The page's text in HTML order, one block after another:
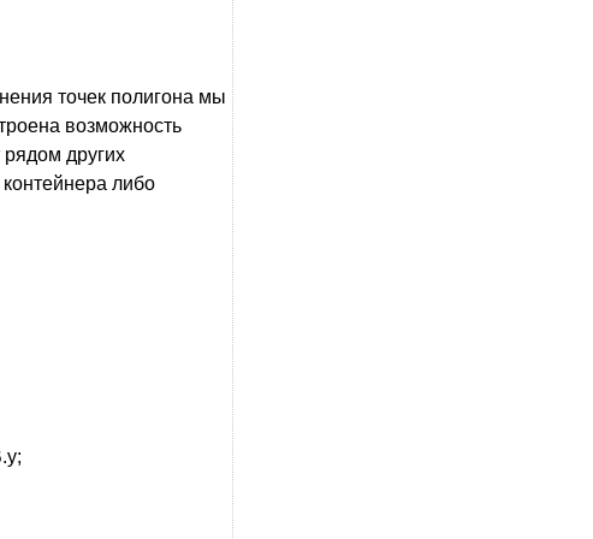
точек полигона мы
возможность
других
либо